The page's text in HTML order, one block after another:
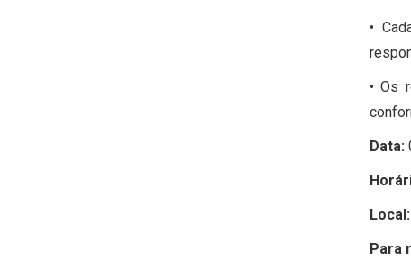
•
• Os
Data:
Local:
Para